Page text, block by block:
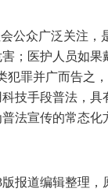
公众广泛关注
；医护人员如
犯罪并广而告之
技手段普法，
法宣传的常态化
报道编辑整理